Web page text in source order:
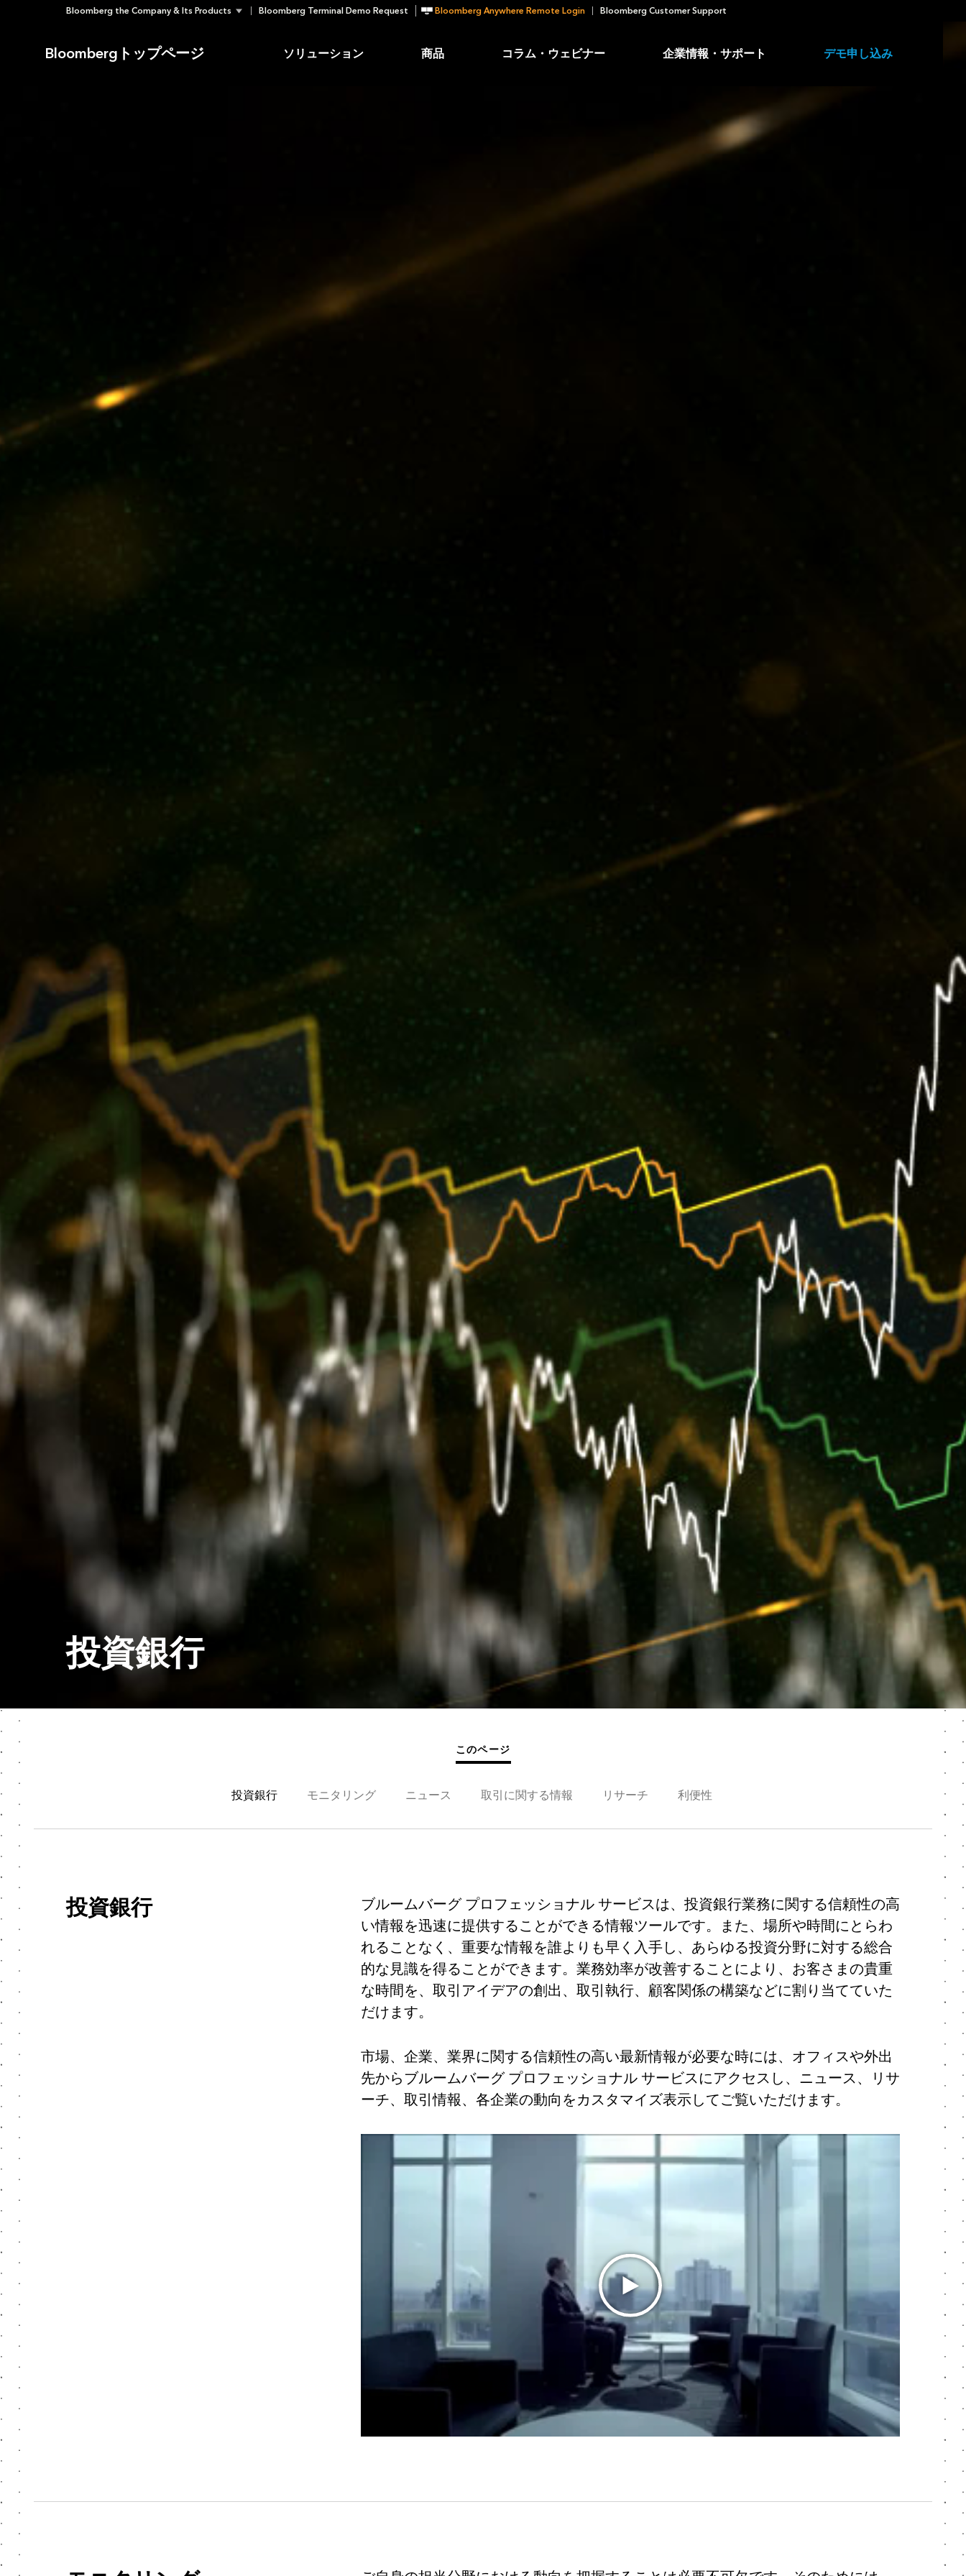
Bloomberg the Company & Its Products Bloomberg Terminal Demo Request Bloomberg Anywhere Remote Login Bloomberg Customer Support
Bloombergトップページ ソリューション 商品 コラム・ウェビナー 企業情報・サポート デモ申し込み
投資銀行
このページ
投資銀行 モニタリング ニュース 取引に関する情報 リサーチ 利便性
投資銀行
ブルームバーグ プロフェッショナル サービスは、投資銀行業務に関する信頼性の高
い情報を迅速に提供することができる情報ツールです。また、場所や時間にとらわ
れることなく、重要な情報を誰よりも早く入手し、あらゆる投資分野に対する総合
的な見識を得ることができます。業務効率が改善することにより、お客さまの貴重
な時間を、取引アイデアの創出、取引執行、顧客関係の構築などに割り当てていた
だけます。
市場、企業、業界に関する信頼性の高い最新情報が必要な時には、オフィスや外出
先からブルームバーグ プロフェッショナル サービスにアクセスし、ニュース、リサ
ーチ、取引情報、各企業の動向をカスタマイズ表示してご覧いただけます。